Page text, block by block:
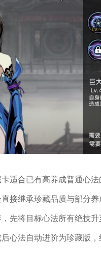
适合已有高养成普通心
接继承珍藏品质与部分
先将目标心法所有绝技
心法自动进阶为珍藏版